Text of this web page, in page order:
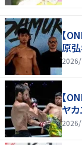
【
原
【
ヤ